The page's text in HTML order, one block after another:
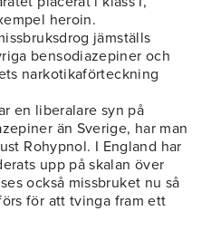
heroin.
jämställs
bensodiazepiner och
narkotikaförteckning
en liberalare syn på
än Sverige, har man
Rohypnol. I England har
upp på skalan över
också missbruket nu så
för att tvinga fram ett